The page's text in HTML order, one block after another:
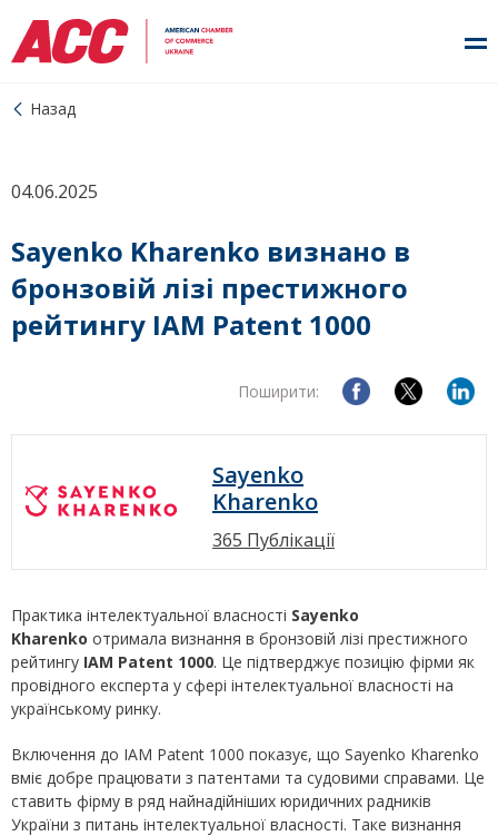
Назад
04.06.2025
Sayenko Kharenko визнано в
бронзовій лізі престижного
рейтингу IAM Patent 1000
Поширити:
Sayenko
Kharenko
365 Публікації
Практика інтелектуальної власності Sayenko
Kharenko отримала визнання в бронзовій лізі престижного
рейтингу IAM Patent 1000. Це підтверджує позицію фірми як
провідного експерта у сфері інтелектуальної власності на
українському ринку.
Включення до IAM Patent 1000 показує, що Sayenko Kharenko
вміє добре працювати з патентами та судовими справами. Це
ставить фірму в ряд найнадійніших юридичних радників
України з питань інтелектуальної власності. Таке визнання